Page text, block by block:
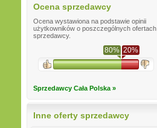
Ocena sprzedawcy
Ocena wystawiona na podstawie opinii
użytkowników o poszczególnych ofertach
sprzedawcy.
80% 20%
Sprzedawcy Cała Polska »
Inne oferty sprzedawcy